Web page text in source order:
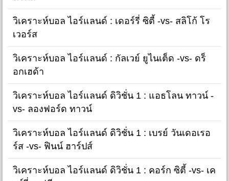
วิเคราะห์บอล ไอร์แลนด์ : เดอร์รี่ ซิตี้ -vs- สลิโก้ โร
เวอร์ส
วิเคราะห์บอล ไอร์แลนด์ : กัลเวย์ ยูไนเต็ด -vs- ดร็
อกเฮด้า
วิเคราะห์บอล ไอร์แลนด์ ดิวิชั่น 1 : แอธโลน ทาวน์ -
vs- ลองฟอร์ด ทาวน์
วิเคราะห์บอล ไอร์แลนด์ ดิวิชั่น 1 : เบรย์ วันเดอเรอ
ร์ส -vs- ฟินน์ ฮาร์ปส์
วิเคราะห์บอล ไอร์แลนด์ ดิวิชั่น 1 : คอร์ก ซิตี้ -vs- เค